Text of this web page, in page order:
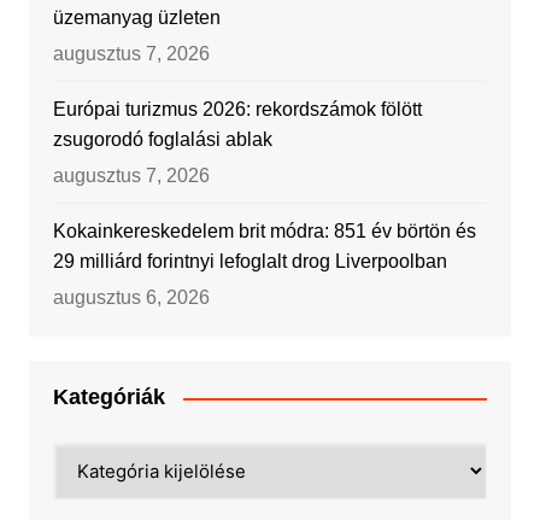
üzemanyag üzleten
augusztus 7, 2026
Európai turizmus 2026: rekordszámok fölött
zsugorodó foglalási ablak
augusztus 7, 2026
Kokainkereskedelem brit módra: 851 év börtön és
29 milliárd forintnyi lefoglalt drog Liverpoolban
augusztus 6, 2026
Kategóriák